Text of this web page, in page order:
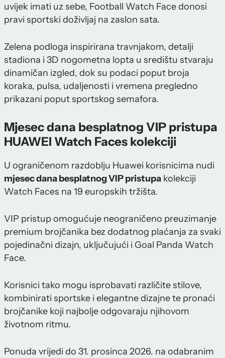
uvijek imati uz sebe, Football Watch Face donosi
pravi sportski doživljaj na zaslon sata.
Zelena podloga inspirirana travnjakom, detalji
stadiona i 3D nogometna lopta u središtu stvaraju
dinamičan izgled, dok su podaci poput broja
koraka, pulsa, udaljenosti i vremena pregledno
prikazani poput sportskog semafora.
Mjesec dana besplatnog VIP pristupa
HUAWEI Watch Faces kolekciji
U ograničenom razdoblju Huawei korisnicima nudi
mjesec dana besplatnog VIP pristupa kolekciji
Watch Faces na 19 europskih tržišta.
VIP pristup omogućuje neograničeno preuzimanje
premium brojčanika bez dodatnog plaćanja za svaki
pojedinačni dizajn, uključujući i Goal Panda Watch
Face.
Korisnici tako mogu isprobavati različite stilove,
kombinirati sportske i elegantne dizajne te pronaći
brojčanike koji najbolje odgovaraju njihovom
životnom ritmu.
Ponuda vrijedi do 31. prosinca 2026. na odabranim